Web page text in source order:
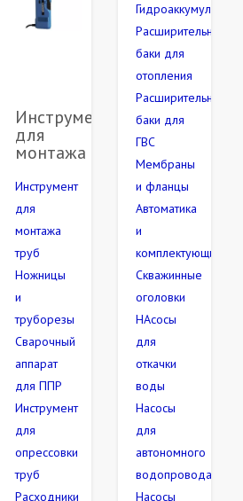
Инструменты
для
монтажа
Инструмент
для
монтажа
труб
Ножницы
и
труборезы
Сварочный
аппарат
для ППР
Инструмент
для
опрессовки
труб
Расходники
Гидроаккумуляторы
Расширительные
баки для
отопления
Расширительные
баки для
ГВС
Мембраны
и фланцы
Автоматика
и
комплектующие
Скважинные
оголовки
НАсосы
для
откачки
воды
Насосы
для
автономного
водопровода
Насосы